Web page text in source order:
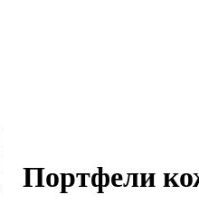
Портфели